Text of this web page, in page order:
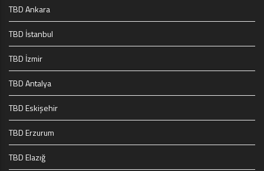
TBD Ankara
TBD İstanbul
TBD İzmir
TBD Antalya
TBD Eskişehir
TBD Erzurum
TBD Elazığ